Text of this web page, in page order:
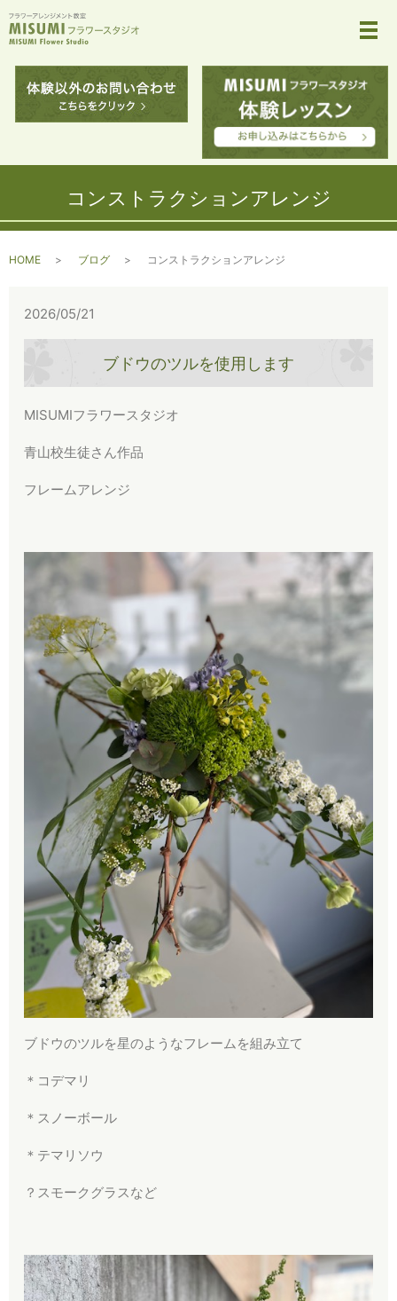
メ
コンストラクションアレンジ
HOME ブログ コンストラクションアレンジ
2026/05/21
ブドウのツルを使用します
MISUMIフラワースタジオ
青山校生徒さん作品
フレームアレンジ
ブドウのツルを星のようなフレームを組み立て
＊コデマリ
＊スノーボール
＊テマリソウ
？スモークグラスなど